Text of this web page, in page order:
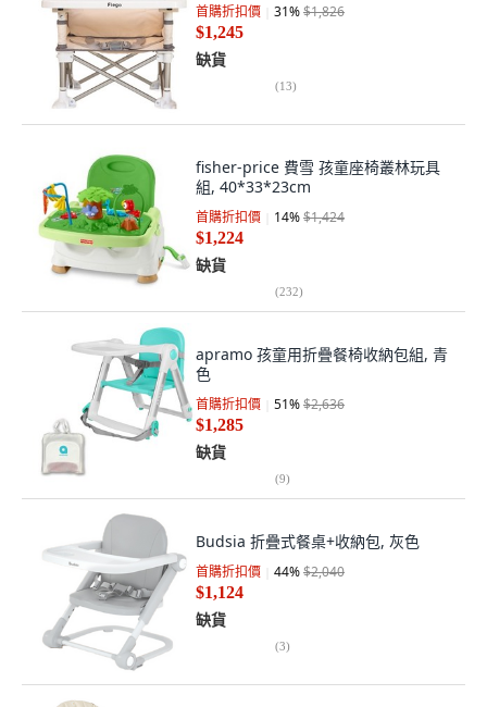
首購折扣價 31%$1,826
$1,245
缺貨
(13)
fisher-price 費雪 孩童座椅叢林玩具
組, 40*33*23cm
首購折扣價 14%$1,424
$1,224
缺貨
(232)
apramo 孩童用折疊餐椅收納包組, 青
色
首購折扣價 51%$2,636
$1,285
缺貨
(9)
Budsia 折疊式餐桌+收納包, 灰色
首購折扣價 44%$2,040
$1,124
缺貨
(3)